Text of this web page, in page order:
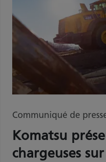
Communiqué de
Komatsu
chargeuses